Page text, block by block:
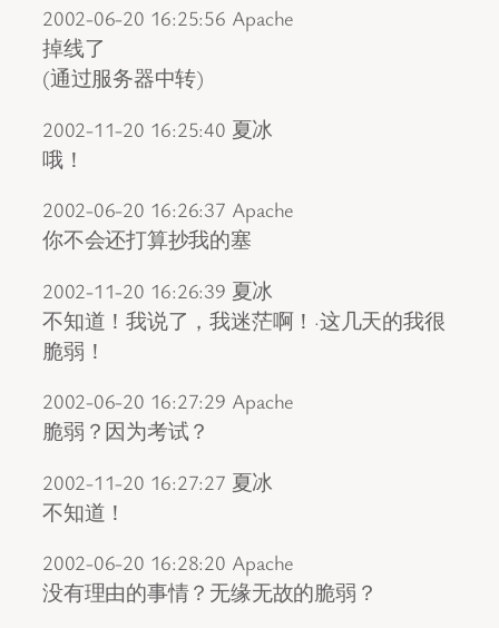
2002-06-20 16:25:56 Apache
掉线了
(通过服务器中转)
2002-11-20 16:25:40 夏冰
哦！
2002-06-20 16:26:37 Apache
你不会还打算抄我的塞
2002-11-20 16:26:39 夏冰
不知道！我说了，我迷茫啊！·这几天的我很
脆弱！
2002-06-20 16:27:29 Apache
脆弱？因为考试？
2002-11-20 16:27:27 夏冰
不知道！
2002-06-20 16:28:20 Apache
没有理由的事情？无缘无故的脆弱？